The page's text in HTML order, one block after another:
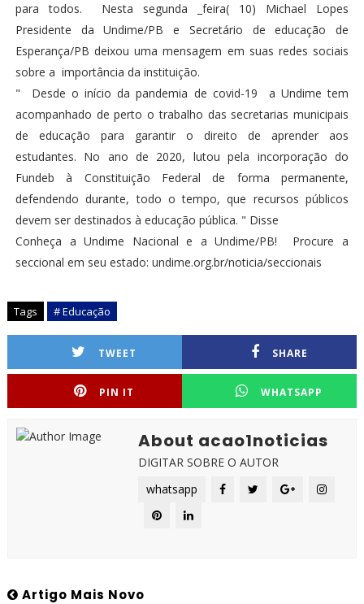
para todos. Nesta segunda _feira( 10) Michael Lopes
Presidente da Undime/PB e Secretário de educação de
Esperança/PB deixou uma mensagem em suas redes sociais
sobre a importância da instituição.
" Desde o início da pandemia de covid-19 a Undime tem
acompanhado de perto o trabalho das secretarias municipais
de educação para garantir o direito de aprender aos
estudantes. No ano de 2020, lutou pela incorporação do
Fundeb à Constituição Federal de forma permanente,
defendendo durante, todo o tempo, que recursos públicos
devem ser destinados à educação pública. " Disse
Conheça a Undime Nacional e a Undime/PB! Procure a
seccional em seu estado: undime.org.br/noticia/seccionais
Tags # Educação
TWEET SHARE
PIN IT WHATSAPP
About acao1noticias
DIGITAR SOBRE O AUTOR
whatsapp
Artigo Mais Novo